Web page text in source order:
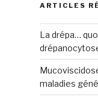
ARTICLES
La drépa…
maladies